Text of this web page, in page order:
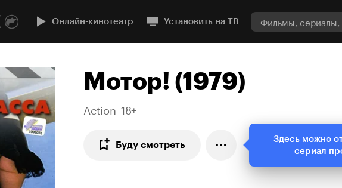
Онлайн-кинотеатр Установить на ТВ
Мотор! (1979)
Action 18+
Буду смотреть
Здесь можно
сериал